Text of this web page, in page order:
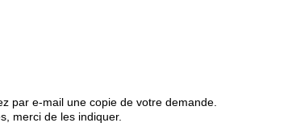
par e-mail une copie de votre demande.
merci de les indiquer.